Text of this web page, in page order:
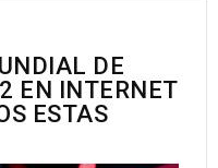
DE
EN INTERNET
ESTAS